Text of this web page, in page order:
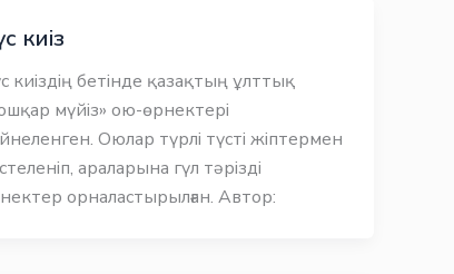
киіз
киіздің бетінде қазақтың ұлттық
мүйіз» ою-өрнектері
Оюлар түрлі түсті жіптермен
араларына гүл тәрізді
орналастырылған. Автор: